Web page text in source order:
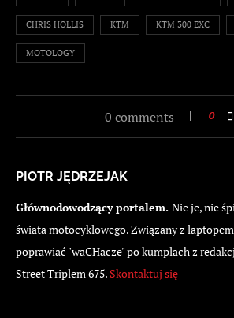
CHRIS HOLLIS KTM KTM 300 EXC
MOTOLOGY
0 comments 0
PIOTR JĘDRZEJAK
Głównodowodzący portalem. Nie je, nie
świata motocyklowego. Związany z
poprawiać "waCHacze" po kumplach z
Street Triplem 675. Skontaktuj się